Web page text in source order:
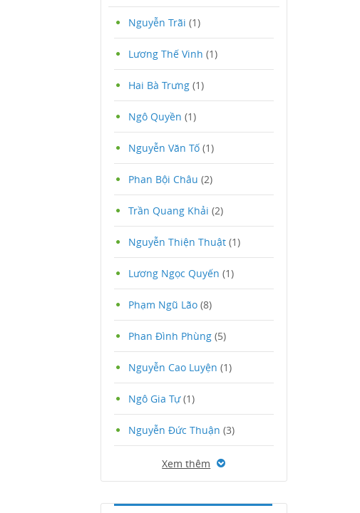
Nguyễn Trãi (1)
Lương Thế Vinh (1)
Hai Bà Trưng (1)
Ngô Quyền (1)
Nguyễn Văn Tố (1)
Phan Bội Châu (2)
Trần Quang Khải (2)
Nguyễn Thiện Thuật (1)
Lương Ngọc Quyến (1)
Phạm Ngũ Lão (8)
Phan Đình Phùng (5)
Nguyễn Cao Luyện (1)
Ngô Gia Tự(1)
Nguyễn Đức Thuận (3)
Xem thêm